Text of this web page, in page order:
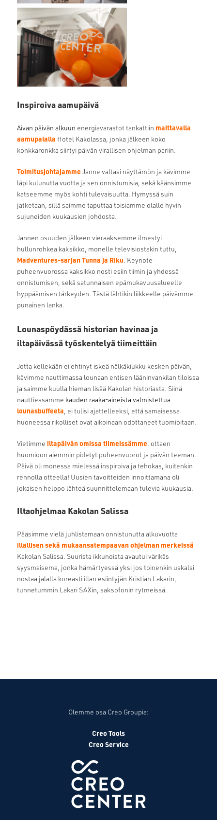
Inspiroiva aamupäivä
Aivan päivän alkuun energiavarastot tankattiin maittavalla
aamupalalla Hotel Kakolassa, jonka jälkeen koko
konkkaronkka siirtyi päivän virallisen ohjelman pariin.
Toimitusjohtajamme Janne valtasi näyttämön ja kävimme
läpi kulunutta vuotta ja sen onnistumisia, sekä käänsimme
katseemme myös kohti tulevaisuutta. Hymyssä suin
jatketaan, sillä saimme taputtaa toisiamme olalle hyvin
sujuneiden kuukausien johdosta.
Jannen osuuden jälkeen vieraaksemme ilmestyi
hullunrohkea kaksikko, monelle televisiostakin tuttu,
Madventures-sarjan Tunna ja Riku . Keynote-
puheenvuorossa kaksikko nosti esiin tiimin ja yhdessä
onnistumisen, sekä satunnaisen epämukavuusalueelle
hyppäämisen tärkeyden. Tästä lähtikin liikkeelle päivämme
punainen lanka.
Lounaspöydässä historian havinaa ja
iltapäivässä työskentelyä tiimeittäin
Jotta kellekään ei ehtinyt iskeä nälkäkiukku kesken päivän,
kävimme nauttimassa lounaan entisen lääninvankilan tiloissa
ja saimme kuulla hieman lisää Kakolan historiasta. Siinä
nauttiessamme kauden raaka-aineista valmistettua
lounasbuffeeta , ei tulisi ajattelleeksi, että samaisessa
huoneessa rikolliset ovat aikoinaan odottaneet tuomioitaan.
Vietimme iltapäivän omissa tiimeissämme , ottaen
huomioon aiemmin pidetyt puheenvuorot ja päivän teeman.
Päivä oli monessa mielessä inspiroiva ja tehokas, kuitenkin
rennolla otteella! Uusien tavoitteiden innoittamana oli
jokaisen helppo lähteä suunnittelemaan tulevia kuukausia.
Iltaohjelmaa Kakolan Salissa
Pääsimme vielä juhlistamaan onnistunutta alkuvuotta
illallisen sekä mukaansatempaavan ohjelman merkeissä
Kakolan Salissa. Suurista ikkunoista avautui värikäs
syysmaisema, jonka hämärtyessä yksi jos toinenkin uskalsi
nostaa jalalla koreasti illan esiintyjän Kristian Lakarin,
tunnetummin Lakari SAXin, saksofonin rytmeissä.
Olemme osa Creo Groupia:
Creo Tools
Creo Service